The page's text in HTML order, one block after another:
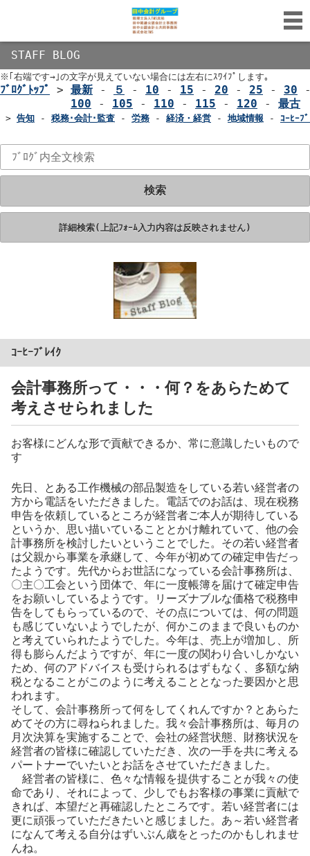
STAFF BLOG
※｢右端です→｣の文字が見えていない場合には左右にｽﾜｲﾌﾟします｡
ﾌﾞﾛｸﾞﾄｯﾌﾟ > 最新 - ５ - 10 - 15 - 20 - 25 - 30
100 - 105 - 110 - 115 - 120 - 最古
> 告知 - 税務･会計･監査 - 労務 - 経済・経営 - 地域情報 - ｺｰﾋｰﾌ
検索
詳細検索(上記ﾌｫｰﾑ入力内容は反映されません)
ｺｰﾋｰﾌﾞﾚｲｸ
会計事務所って・・・何？をあらためて
考えさせられました
お客様にどんな形で貢献できるか、常に意識したいもので
す
先日、とある工作機械の部品製造をしている若い経営者の
方から電話をいただきました。電話でのお話は、現在税務
申告を依頼しているところが経営者ご本人が期待している
というか、思い描いていることとかけ離れていて、他の会
計事務所を検討したいということでした。その若い経営者
は父親から事業を承継して、今年が初めての確定申告だっ
たようです。先代からお世話になっている会計事務所は、
〇主〇工会という団体で、年に一度帳簿を届けて確定申告
をお願いしているようです。リーズナブルな価格で税務申
告をしてもらっているので、その点については、何の問題
も感じていないようでしたが、何かこのままで良いものか
と考えていられたようでした。今年は、売上が増加し、所
得も膨らんだようですが、年に一度の関わり合いしかない
ため、何のアドバイスも受けられるはずもなく、多額な納
税となることがこのように考えることとなった要因かと思
われます。
そして、会計事務所って何をしてくれんですか？とあらた
めてその方に尋ねられました。我々会計事務所は、毎月の
月次決算を実施することで、会社の経営状態、財務状況を
経営者の皆様に確認していただき、次の一手を共に考える
パートナーでいたいとお話をさせていただきました。
経営者の皆様に、色々な情報を提供することが我々の使
命であり、それによって、少しでもお客様の事業に貢献で
きれば、本望だと再確認したところです。若い経営者には
更に頑張っていただきたいと感じました。あ～若い経営者
になんて考える自分はずいぶん歳をとったのかもしれませ
んね。